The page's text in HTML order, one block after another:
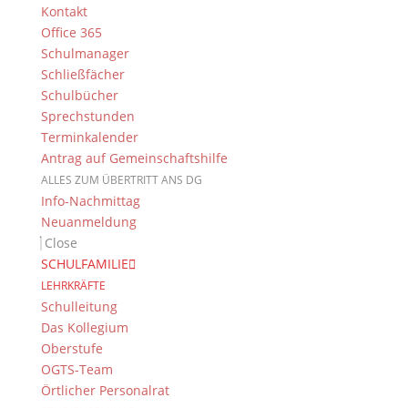
Kontakt
Office 365
Schulmanager
Schließfächer
Schulbücher
Sprechstunden
Terminkalender
Antrag auf Gemeinschaftshilfe
ALLES ZUM ÜBERTRITT ANS DG
Info-Nachmittag
Neuanmeldung
Close
SCHULFAMILIE
LEHRKRÄFTE
Schulleitung
Das Kollegium
Oberstufe
OGTS-Team
Örtlicher Personalrat
Mit Spielen und Aufgaben zum Thema „Liebe,
Freundschaft, Partnerschaft“ wurde nach dem Essen
ein sanfter Einstieg in die gemeinsame Zeit sowie ein
erstes Kennenlernen ermöglicht. Nach dem
Abendessen stand eine Fackelwanderung auf dem
Programm. Da das Gelände jedoch aufgeweicht war,
blieben schmutzige Schuhe und Hosenbeine nicht
aus. Abgesehen davon war das Feedback durchweg
positiv. In der anschließenden Klassenrunde wurde